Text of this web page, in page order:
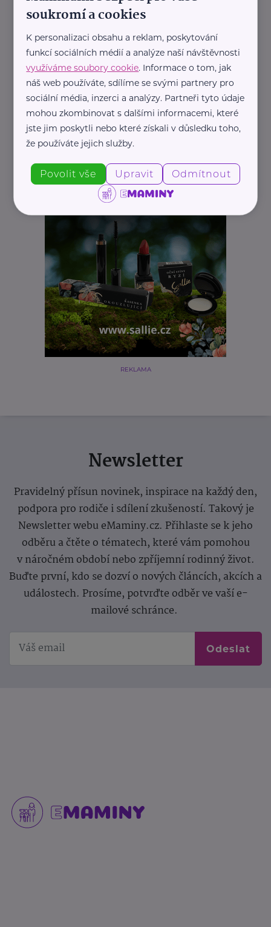
REKLAMA
Newsletter
Pravidelný přísun novinek, inspirace na každý den,
podpora pro rodiče i sdílení zkušeností. Takový je
Newsletter webu eMaminy.cz. Přihlaste se k jeho
odběru a čtěte o tématech, které vám pomohou
v náročném období nebo zpříjemní rodinný život.
Buďte první, kdo se dozví o nových článcích, akcích a
událostech. Prosíme, potvrďte odběr ve vaší e-
mailové schránce.
Odeslat
soukromí a cookies
K personalizaci obsahu a reklam, poskytování
funkcí sociálních médií a analýze naší návštěvnosti
využíváme soubory cookie. Informace o tom, jak
náš web používáte, sdílíme se svými partnery pro
sociální média, inzerci a analýzy. Partneři tyto údaje
mohou zkombinovat s dalšími informacemi, které
jste jim poskytli nebo které získali v důsledku toho,
že používáte jejich služby.
Povolit vše Upravit Odmítnout